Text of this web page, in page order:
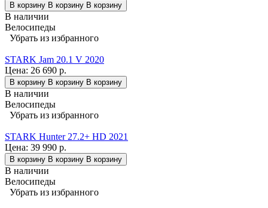
В корзину В корзину В корзину
В наличии
Велосипеды
Убрать из избранного
STARK Jam 20.1 V 2020
Цена: 26 690 р.
В корзину В корзину В корзину
В наличии
Велосипеды
Убрать из избранного
STARK Hunter 27.2+ HD 2021
Цена: 39 990 р.
В корзину В корзину В корзину
В наличии
Велосипеды
Убрать из избранного